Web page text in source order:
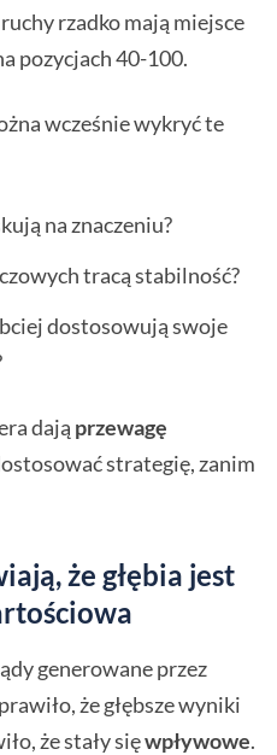
rzadko mają miejsce
pozycjach 40-100.
wcześnie wykryć te
na znaczeniu?
tracą stabilność?
dostosowują swoje
dają przewagę
strategię, zanim
że głębia jest
generowane przez
że głębsze wyniki
że stały sięwpływowe.